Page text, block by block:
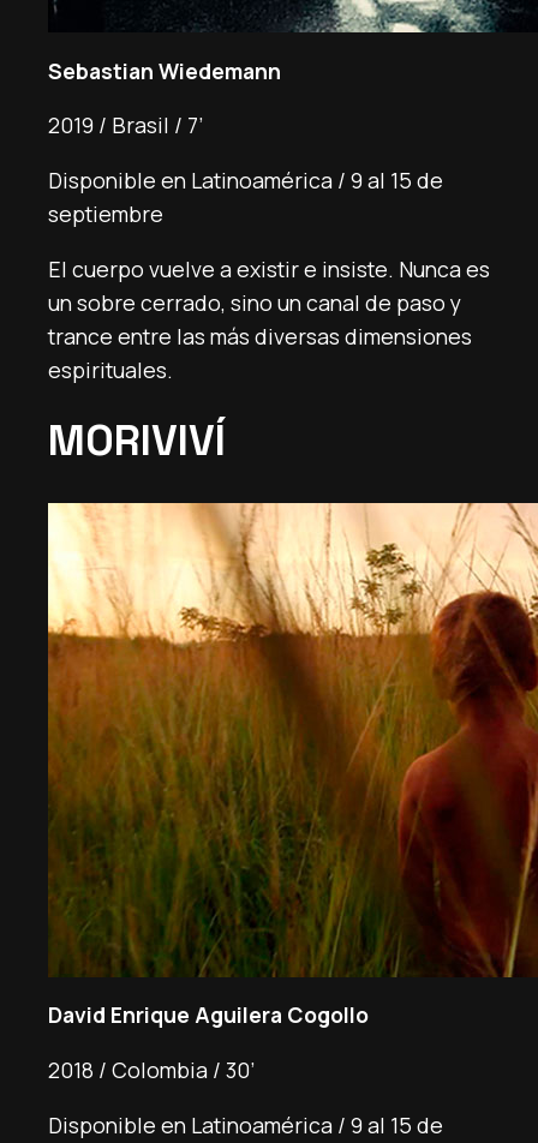
Sebastian Wiedemann
2019 / Brasil / 7’
Disponible en Latinoamérica / 9 al 15 de
septiembre
El cuerpo vuelve a existir e insiste. Nunca es
un sobre cerrado, sino un canal de paso y
trance entre las más diversas dimensiones
espirituales.
MORIVIVÍ
David Enrique Aguilera Cogollo
2018 / Colombia / 30’
Disponible en Latinoamérica / 9 al 15 de